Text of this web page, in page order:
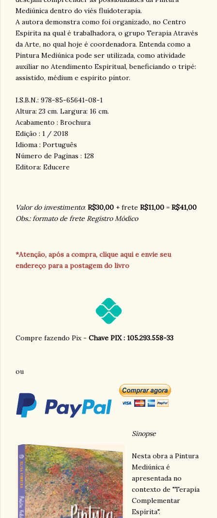
Mediúnica dentro do viés fluidoterapia.
A autora demonstra como foi organizado, no Centro
Espirita na qual é trabalhadora, o grupo Terapia Através
da Arte, no qual hoje é coordenadora. Entenda como a
Pintura Mediúnica pode ser utilizada, como atividade
auxiliar no Atendimento Espiritual, beneficiando o tripé:
assistido, médium e espirito pintor.
I.S.B.N.: 978-85-65641-08-1
Altura: 23 cm. Largura: 16 cm.
Acabamento : Brochura
Edição : 1 / 2018
Idioma : Português
Número de Paginas : 128
Editora: Educere
Valor do investimento: R$30,00 + frete R$11,00 = R$41,00
Obs.: formato de frete Registro Módico
*Atenção, após a compra, clique aqui e envie seu
endereço para a postagem do livro
Compre fazendo Pix - Chave PIX : 105.293.558-33
ou
Sinopse
Nesta obra a Pintura
Mediúnica é
apresentada no
contexto de "Terapia
Complementar
Espírita".